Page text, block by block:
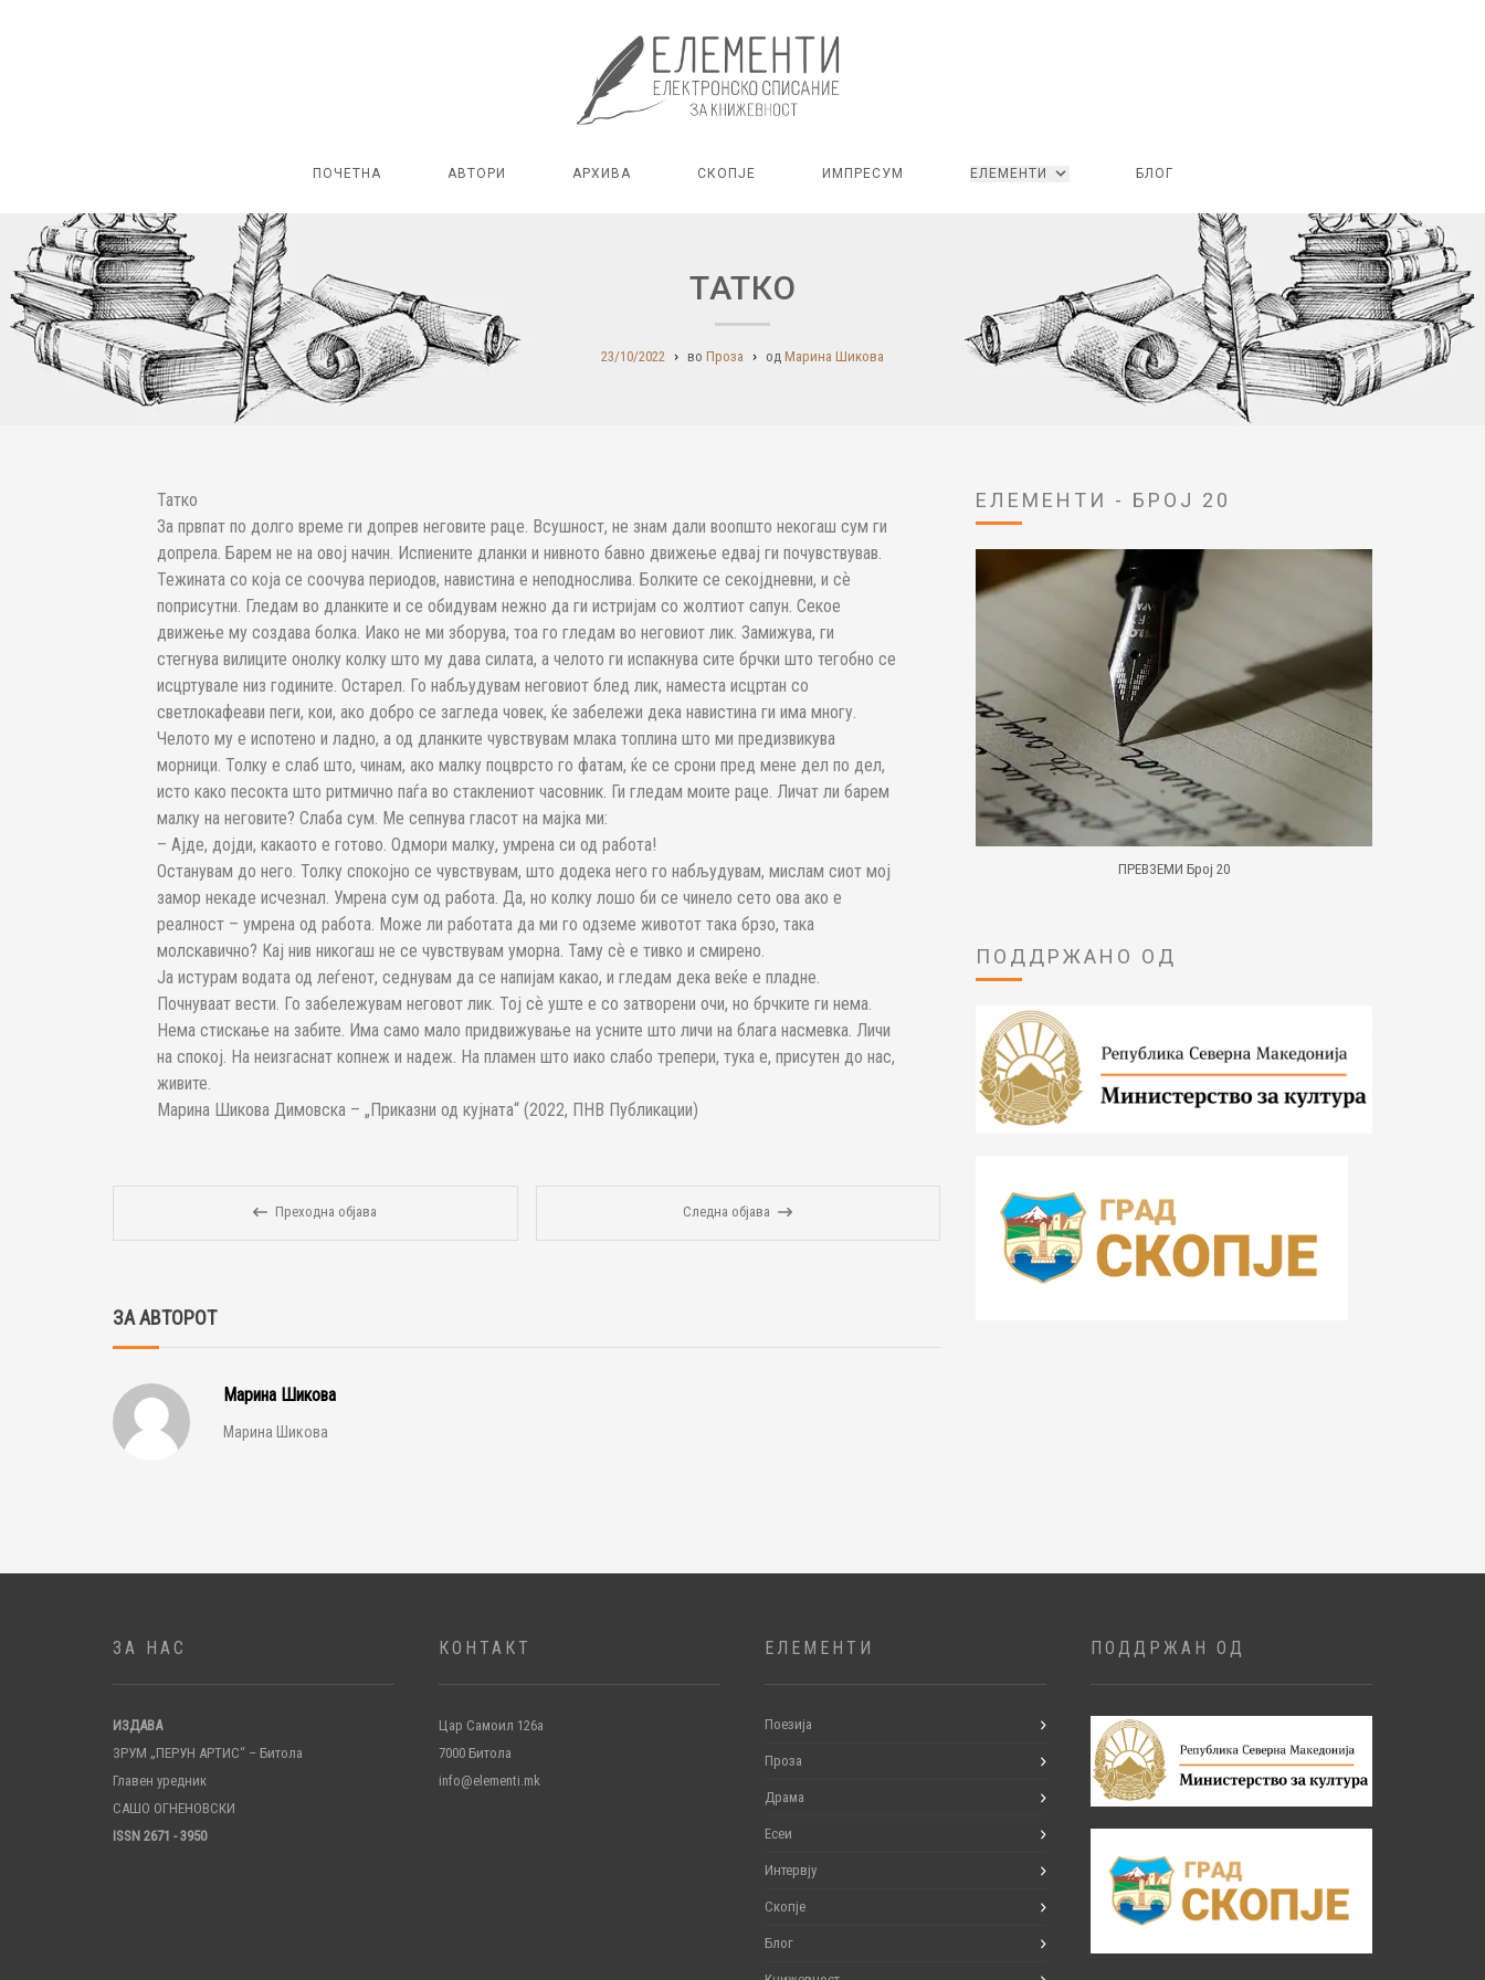
ПОЧЕТНА АВТОРИ АРХИВА СКОПЈЕ ИМПРЕСУМ ЕЛЕМЕНТИ БЛОГ
ТАТКО
23/10/2022 во Проза од Марина Шикова
Татко
За првпат по долго време ги допрев неговите раце. Всушност, не знам дали воопшто некогаш сум ги
допрела. Барем не на овој начин. Испиените дланки и нивното бавно движење едвај ги почувствував.
Тежината со која се соочува периодов, навистина е неподнослива. Болките се секојдневни, и сѐ
поприсутни. Гледам во дланките и се обидувам нежно да ги истријам со жолтиот сапун. Секое
движење му создава болка. Иако не ми зборува, тоа го гледам во неговиот лик. Замижува, ги
стегнува вилиците онолку колку што му дава силата, а челото ги испакнува сите брчки што тегобно се
исцртувале низ годините. Остарел. Го набљудувам неговиот блед лик, наместа исцртан со
светлокафеави пеги, кои, ако добро се загледа човек, ќе забележи дека навистина ги има многу.
Челото му е испотено и ладно, а од дланките чувствувам млака топлина што ми предизвикува
морници. Толку е слаб што, чинам, ако малку поцврсто го фатам, ќе се срони пред мене дел по дел,
исто како песокта што ритмично паѓа во стаклениот часовник. Ги гледам моите раце. Личат ли барем
малку на неговите? Слаба сум. Ме сепнува гласот на мајка ми:
– Ајде, дојди, какаото е готово. Одмори малку, умрена си од работа!
Останувам до него. Толку спокојно се чувствувам, што додека него го набљудувам, мислам сиот мој
замор некаде исчезнал. Умрена сум од работа. Да, но колку лошо би се чинело сето ова ако е
реалност – умрена од работа. Може ли работата да ми го одземе животот така брзо, така
молскавично? Кај нив никогаш не се чувствувам уморна. Таму сѐ е тивко и смирено.
Ја истурам водата од леѓенот, седнувам да се напијам какао, и гледам дека веќе е пладне.
Почнуваат вести. Го забележувам неговот лик. Тој сѐ уште е со затворени очи, но брчките ги нема.
Нема стискање на забите. Има само мало придвижување на усните што личи на блага насмевка. Личи
на спокој. На неизгаснат копнеж и надеж. На пламен што иако слабо трепери, тука е, присутен до нас,
живите.
Марина Шикова Димовска – „Приказни од кујната“ (2022, ПНВ Публикации)
Преходна објава Следна објава
ЗА АВТОРОТ
Марина Шикова
Марина Шикова
ЕЛЕМЕНТИ - БРОЈ 20
ПРЕВЗЕМИ Број 20
ПОДДРЖАНО ОД
ЗА НАС
ИЗДАВА
ЗРУМ „ПЕРУН АРТИС“ – Битола
Главен уредник
САШО ОГНЕНОВСКИ
ISSN 2671 - 3950
КОНТАКТ
Цар Самоил 126а
7000 Битола
info@elementi.mk
ЕЛЕМЕНТИ
Поезија
Проза
Драма
Есеи
Интервју
Скопје
Блог
ПОДДРЖАН ОД